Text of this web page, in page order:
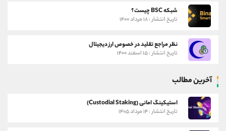
شبکه BSC چیست؟
تاریخ انتشار : ۱۸ مرداد ۱۴۰۰
نظر مراجع تقلید در خصوص ارز دیجیتال
تاریخ انتشار : ۱۵ اسفند ۱۴۰۰
آخرین مطالب
استیکینگ امانی (Custodial Staking)
تاریخ انتشار : ۱۴ مرداد ۱۴۰۵